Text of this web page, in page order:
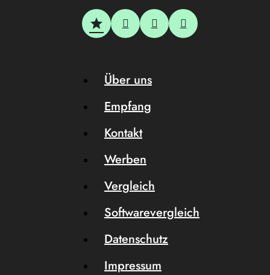
Über uns
Empfang
Kontakt
Werben
Vergleich
Softwarevergleich
Datenschutz
Impressum